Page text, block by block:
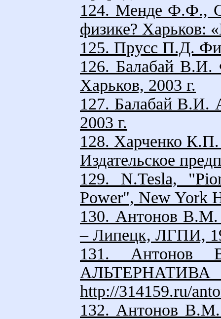
124. Менде Ф.Ф.,
физике? Харьков:
125. Прусс П.Д.
126. Балабай В.И.
Харьков, 2003 г.
127. Балабай В.И.
2003 г.
128. Харченко
Издательское
129. N.Tesla,
Power", New York
130. Антонов
– Липецк, ЛГПИ,
131.
http://314159.ru/
132. Антонов